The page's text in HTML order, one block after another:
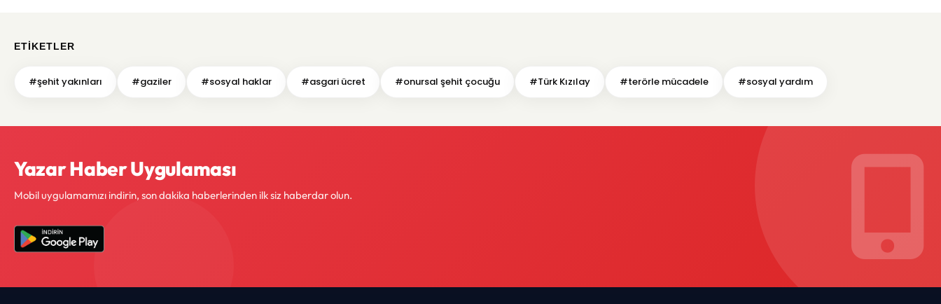
ETIKETLER
#şehit yakınları #gaziler #sosyal haklar #asgari ücret #onursal şehit çocuğu #Türk Kızılay #terörle mücadele #sosyal yardım
Yazar Haber Uygulaması
Mobil uygulamamızı indirin, son dakika haberlerinden ilk siz haberdar olun.